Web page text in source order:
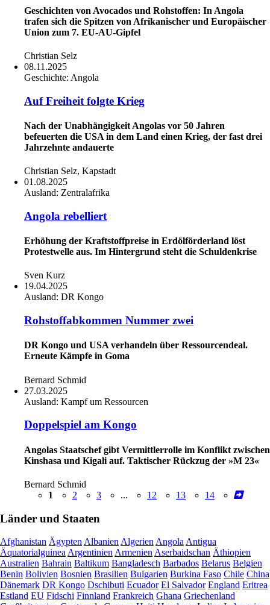
Geschichten von Avocados und Rohstoffen: In Angola
trafen sich die Spitzen von Afrikanischer und Europäischer
Union zum 7. EU-AU-Gipfel
Christian Selz
08.11.2025
Geschichte: Angola
Auf Freiheit folgte Krieg
Nach der Unabhängigkeit Angolas vor 50 Jahren
befeuerten die USA in dem Land einen Krieg, der fast drei
Jahrzehnte andauerte
Christian Selz, Kapstadt
01.08.2025
Ausland: Zentralafrika
Angola rebelliert
Erhöhung der Kraftstoffpreise in Erdölförderland löst
Protestwelle aus. Im Hintergrund steht die Schuldenkrise
Sven Kurz
19.04.2025
Ausland: DR Kongo
Rohstoffabkommen Nummer zwei
DR Kongo und USA verhandeln über Ressourcendeal.
Erneute Kämpfe in Goma
Bernard Schmid
27.03.2025
Ausland: Kampf um Ressourcen
Doppelspiel am Kongo
Angolas Staatschef gibt Vermittlerrolle im Konflikt zwischen
Kinshasa und Kigali auf. Taktischer Rückzug der »M 23«
Bernard Schmid
1
2 3 ... 12 13 14
Länder und Staaten
Afghanistan Ägypten Albanien Algerien Angola Antigua
Äquatorialguinea Argentinien Armenien Aserbaidschan Äthiopien
Australien Bahrain Baltikum Bangladesch Barbados Belarus Belgien
Benin Bolivien Bosnien Brasilien Bulgarien Burkina Faso Chile China
Dänemark DR Kongo Dschibuti Ecuador El Salvador England Eritrea
Estland EU Fidschi Finnland Frankreich Ghana Griechenland